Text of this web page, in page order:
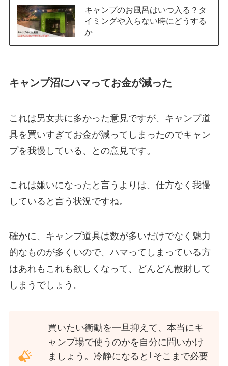
キャンプのお風呂はいつ入る？タ
イミングや入らない時にどうする
か
キャンプ沼にハマってお金が減った
これは男女共に多かった意見ですが、キャンプ道
具を買いすぎてお金が減ってしまったのでキャン
プを我慢している、との意見です。
これは嫌いになったと言うよりは、仕方なく我慢
していると言う状況ですね。
確かに、キャンプ道具は数が多いだけでなく魅力
的なものが多くいので、ハマってしまっている方
はあれもこれも欲しくなって、どんどん散財して
しまうでしょう。
買いたい衝動を一旦抑えて、本当にキ
ャンプ場で使うのかを自分に問いかけ
ましょう。冷静になると｢そこまで必要